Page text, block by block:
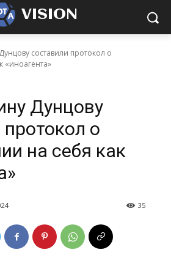
VISION
составили протокол о
«иноагента»
Дунцову
о
на себя как
35